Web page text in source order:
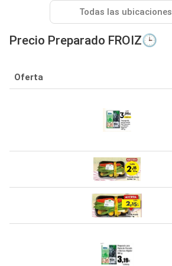
Todas las ubicaciones
Precio Preparado FROIZ🕒
Oferta